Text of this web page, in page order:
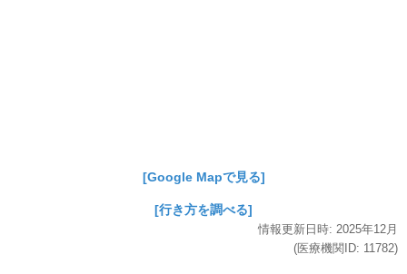
[Google Mapで見る]
[行き方を調べる]
情報更新日時: 2025年12月
(医療機関ID: 11782)